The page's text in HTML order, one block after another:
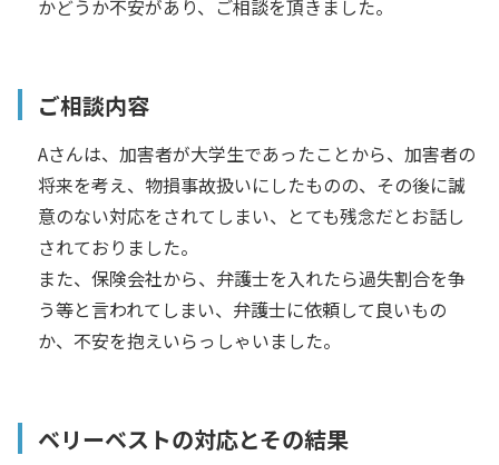
かどうか不安があり、ご相談を頂きました。
ご相談内容
Aさんは、加害者が大学生であったことから、加害者の
将来を考え、物損事故扱いにしたものの、その後に誠
意のない対応をされてしまい、とても残念だとお話し
されておりました。
また、保険会社から、弁護士を入れたら過失割合を争
う等と言われてしまい、弁護士に依頼して良いもの
か、不安を抱えいらっしゃいました。
ベリーベストの対応とその結果